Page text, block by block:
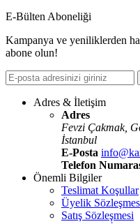
E-Bülten Aboneliği
Kampanya ve yeniliklerden
abone olun!
Adres & İletişim
Adres
Fevzi Çakmak,
İstanbul
E-Posta
Telefon
Önemli Bilgiler
Teslimat Koşullar
Üyelik
Satış Sözleşmesi